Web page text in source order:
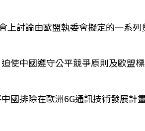
上討論由歐盟執委會擬定的一系列
使中國遵守公平競爭原則及歐盟標
國排除在歐洲6G通訊技術發展計